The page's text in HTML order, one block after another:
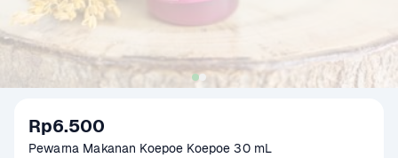
Rp6.500
Pewarna Makanan Koepoe Koepoe 30 mL